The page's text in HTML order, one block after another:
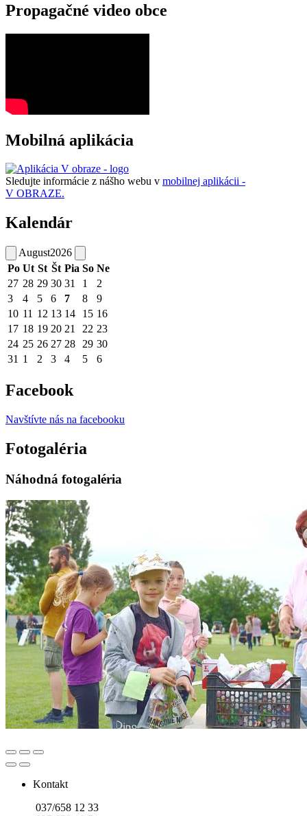
Propagačné video obce
Mobilná aplikácia
Sledujte informácie z nášho webu v mobilnej aplikácii -
V OBRAZE.
Kalendár
August2026
Po Ut St Št Pia So Ne
27 28 29 30 31 1
2
3
4 5 6 7 8
9
10 11 12 13 14 15 16
17 18 19 20 21 22 23
24 25 26 27 28 29 30
31 1 2 3 4 5 6
Facebook
Navštívte nás na facebooku
Fotogaléria
Náhodná fotogaléria
Kontakt
037/658 12 33